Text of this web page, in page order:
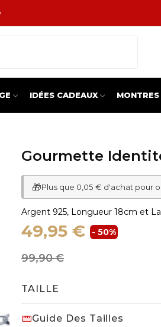
IDÉES CADEAUX MONTRES
Gourmette
🎁Plus que 0,05 € d'achat pour
Argent 925, Longueur 18cm et
49,95 € - 50%
99,90 €
TAILLE
Guide Des Tailles